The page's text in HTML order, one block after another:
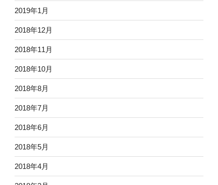
2019年1月
2018年12月
2018年11月
2018年10月
2018年8月
2018年7月
2018年6月
2018年5月
2018年4月